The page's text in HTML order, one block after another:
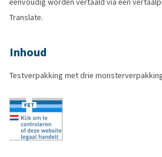
Translate.
Inhoud
Testverpakking met drie